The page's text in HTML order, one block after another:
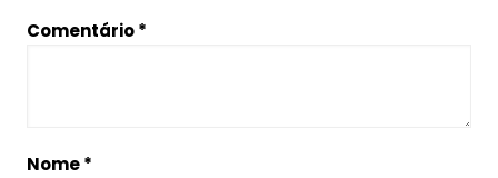
Comentário*
Nome*